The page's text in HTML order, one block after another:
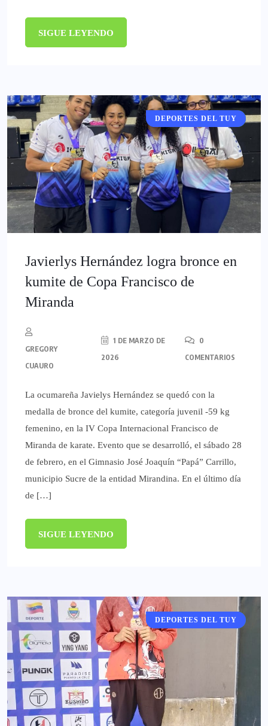
SIGUE LEYENDO
DEPORTES
DEPORTES DEL TUY
Javierlys Hernández logra bronce en
kumite de Copa Francisco de
Miranda
GREGORY
CUAURO
1 DE MARZO DE
2026
0
COMENTARIOS
La ocumareña Javielys Hernández se quedó con la
medalla de bronce del kumite, categoría juvenil -59 kg
femenino, en la IV Copa Internacional Francisco de
Miranda de karate. Evento que se desarrolló, el sábado 28
de febrero, en el Gimnasio José Joaquín “Papá” Carrillo,
municipio Sucre de la entidad Mirandina. En el último día
de […]
SIGUE LEYENDO
DEPORTES
DEPORTES DEL TUY